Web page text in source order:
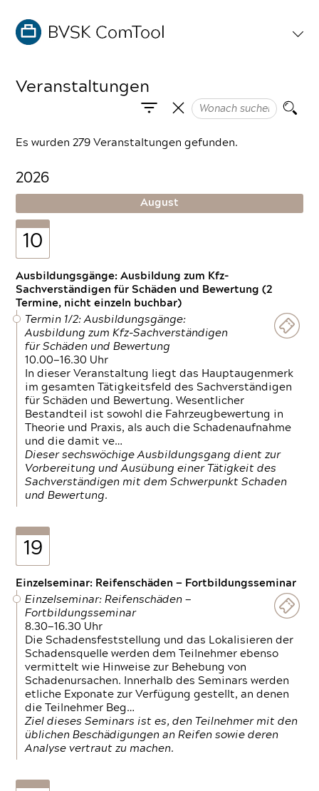
Veranstaltungen
Es wurden 279 Veranstaltungen gefunden.
2026
August
10
Ausbildungsgänge: Ausbildung zum Kfz-
Sachverständigen für Schäden und Bewertung (2
Termine, nicht einzeln buchbar)
Termin 1/2: Ausbildungsgänge:
Ausbildung zum Kfz-Sachverständigen
für Schäden und Bewertung
10.00—16.30 Uhr
In dieser Veranstaltung liegt das Hauptaugenmerk
im gesamten Tätigkeitsfeld des Sachverständigen
für Schäden und Bewertung. Wesentlicher
Bestandteil ist sowohl die Fahrzeugbewertung in
Theorie und Praxis, als auch die Schadenaufnahme
und die damit ve…
Dieser sechswöchige Ausbildungsgang dient zur
Vorbereitung und Ausübung einer Tätigkeit des
Sachverständigen mit dem Schwerpunkt Schaden
und Bewertung.
19
Einzelseminar: Reifenschäden — Fortbildungsseminar
Einzelseminar: Reifenschäden —
Fortbildungsseminar
8.30—16.30 Uhr
Die Schadensfeststellung und das Lokalisieren der
Schadensquelle werden dem Teilnehmer ebenso
vermittelt wie Hinweise zur Behebung von
Schadenursachen. Innerhalb des Seminars werden
etliche Exponate zur Verfügung gestellt, an denen
die Teilnehmer Beg…
Ziel dieses Seminars ist es, den Teilnehmer mit den
üblichen Beschädigungen an Reifen sowie deren
Analyse vertraut zu machen.